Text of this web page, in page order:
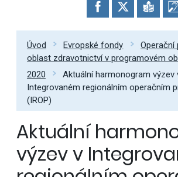
Úvod Evropské fondy
Operační
oblast zdravotnictví v programovém
2020
Aktuální harmonogram výzev
Integrovaném regionálním operačním
(IROP)
Aktuální
výzev v